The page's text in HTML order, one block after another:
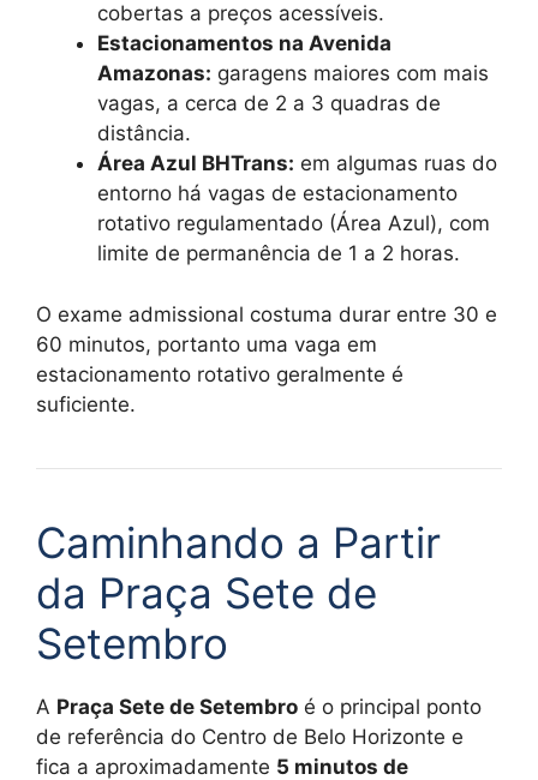
cobertas a preços acessíveis.
Estacionamentos na Avenida
Amazonas: garagens maiores com mais
vagas, a cerca de 2 a 3 quadras de
distância.
Área Azul BHTrans: em algumas ruas do
entorno há vagas de estacionamento
rotativo regulamentado (Área Azul), com
limite de permanência de 1 a 2 horas.
O exame admissional costuma durar entre 30 e
60 minutos, portanto uma vaga em
estacionamento rotativo geralmente é
suficiente.
Caminhando a Partir
da Praça Sete de
Setembro
A Praça Sete de Setembro é o principal ponto
de referência do Centro de Belo Horizonte e
fica a aproximadamente 5 minutos de